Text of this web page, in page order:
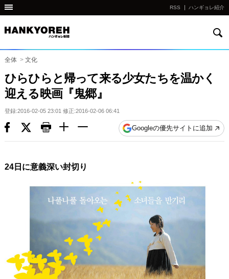
他
国
の
サ
イ
ト
の
リ
ク
트
RSS ハンギョレ紹介
全体 > 文化
ひらひらと帰って来る少女たちを温かく
迎える映画『鬼郷』
登録:2016-02-05 23:01 修正:2016-02-06 06:41
Googleの優先サイトに追加
24日に意義深い封切り